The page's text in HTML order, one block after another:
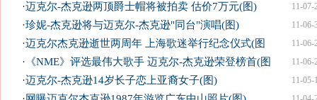
11-07-
·迈克尔-杰克逊两顶爵士帽将被拍卖 估价7万元(图)
11-06-
·珍妮-杰克逊将与迈克尔-杰克逊"同台"演唱(图)
11-06-
·迈克尔杰克逊逝世两周年 上海歌迷举行纪念仪式(图
11-06-
· 《NME》评选最伟大歌手 迈克尔-杰克逊荣登榜首(图
11-05-
·迈克尔-杰克逊14岁长子恋上亚裔女子(图)